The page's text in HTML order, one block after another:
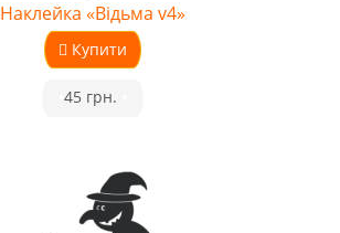
Наклейка «Відьма v4»
Купити
45 грн.